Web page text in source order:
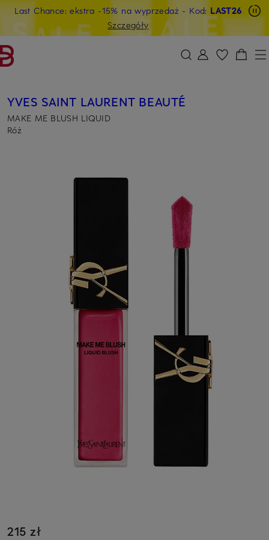
PRZEJDŹ DO GŁÓWNEJ TREŚCI PRZEJDŹ DO WYSZUKIWANIA
Last Chance: ekstra -15% na wyprzedaż - Kod: LAST26
Szczegóły
YVES SAINT LAURENT BEAUTÉ
MAKE ME BLUSH LIQUID
Róż
215 zł